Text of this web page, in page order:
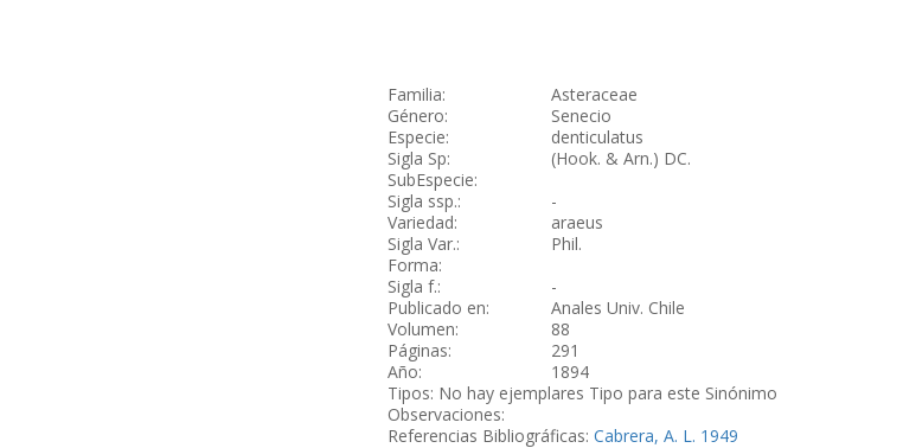
Familia:
Asteraceae
Género:
Senecio
Especie:
denticulatus
Sigla Sp:
(Hook. & Arn.) DC.
SubEspecie:
Sigla ssp.:
-
Variedad:
araeus
Sigla Var.:
Phil.
Forma:
Sigla f.:
-
Publicado en:
Anales Univ. Chile
Volumen:
88
Páginas:
291
Año:
1894
Tipos: No hay ejemplares Tipo para este Sinónimo
Observaciones:
Referencias Bibliográficas: Cabrera, A. L. 1949